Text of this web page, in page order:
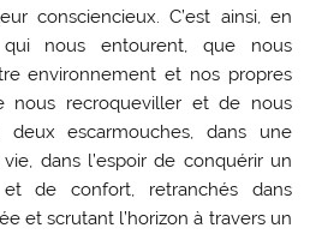
consciencieux. C’est ainsi, en
nous entourent, que nous
environnement et nos propres
nous recroqueviller et de nous
escarmouches, dans une
dans l’espoir de conquérir un
de confort, retranchés dans
et scrutant l’horizon à travers un